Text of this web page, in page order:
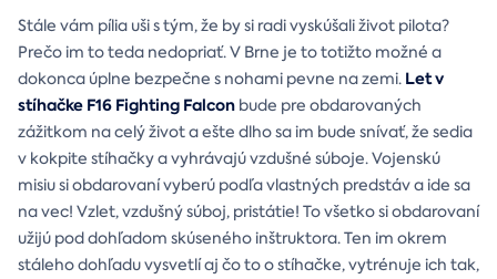
Stále vám pília uši s tým, že by si radi vyskúšali život pilota?
Prečo im to teda nedopriať. V Brne je to totižto možné a
dokonca úplne bezpečne s nohami pevne na zemi. Let v
stíhačke F16 Fighting Falcon bude pre obdarovaných
zážitkom na celý život a ešte dlho sa im bude snívať, že sedia
v kokpite stíhačky a vyhrávajú vzdušné súboje. Vojenskú
misiu si obdarovaní vyberú podľa vlastných predstáv a ide sa
na vec! Vzlet, vzdušný súboj, pristátie! To všetko si obdarovaní
užijú pod dohľadom skúseného inštruktora. Ten im okrem
stáleho dohľadu vysvetlí aj čo to o stíhačke, vytrénuje ich tak,